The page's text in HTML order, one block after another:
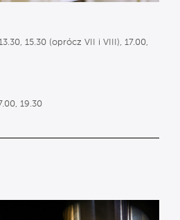
15.30 (oprócz VII i VIII), 17.00,
19.30